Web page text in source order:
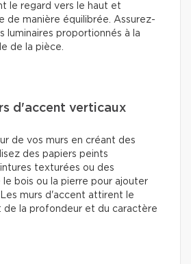
le regard vers le haut et
de manière équilibrée. Assurez-
luminaires proportionnés à la
de la pièce.
d'accent verticaux
de vos murs en créant des
des papiers peints
texturées ou des
bois ou la pierre pour ajouter
murs d'accent attirent le
la profondeur et du caractère